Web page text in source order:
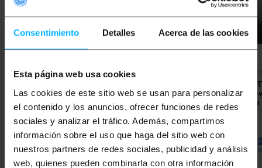
Consentimiento Detalles Acerca de las cookies
Esta página web usa cookies
Las cookies de este sitio web se usan para personalizar
el contenido y los anuncios, ofrecer funciones de redes
sociales y analizar el tráfico. Además, compartimos
información sobre el uso que haga del sitio web con
nuestros partners de redes sociales, publicidad y análisis
web, quienes pueden combinarla con otra información
Przetestowany przez
firmę Fluke PCF6A-
10CU-1000-S 10 m szary
kabel sieciowy Ethernet
FTP kat. 6a
PVP
10,46€
10,46€VAT inc.
PVD
8,44 €
NIEDOSTĘPNY
sieciowego ethernet
Cat.6a S/FTP 100 m
szary
PVP
77,35€
77,35€VAT inc.
PVD
65,45€
szary
204,22